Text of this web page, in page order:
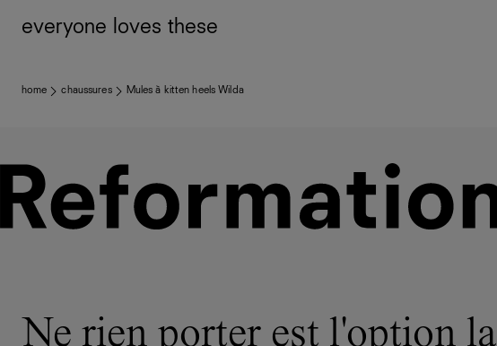
everyone loves these
home chaussures Mules à kitten heels Wilda
Ne rien porter est l'option la